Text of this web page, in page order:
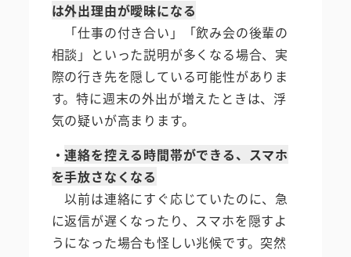
は外出理由が曖昧になる
「仕事の付き合い」「飲み会の後輩の
相談」といった説明が多くなる場合、実
際の行き先を隠している可能性がありま
す。特に週末の外出が増えたときは、浮
気の疑いが高まります。
・連絡を控える時間帯ができる、スマホ
を手放さなくなる
以前は連絡にすぐ応じていたのに、急
に返信が遅くなったり、スマホを隠すよ
うになった場合も怪しい兆候です。突然